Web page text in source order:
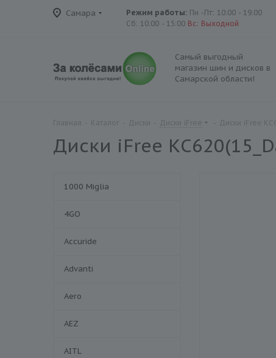
Самара Режим работы: Пн -Пт: 10:00 - 19:00
Сб: 10:00 - 15:00 Вс: Выходной
Самый выгодный
магазин шин и дисков в
Самарской области!
Диски iFree
1000 Miglia
4GO
Accuride
Advanti
Aero
AEZ
AITL